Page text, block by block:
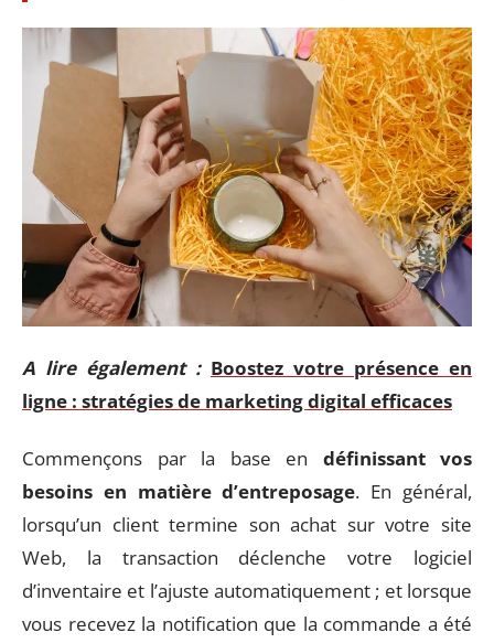
A lire également : Boostez votre présence en
ligne : stratégies de marketing digital efficaces
Commençons par la base en définissant vos
besoins en matière d’entreposage. En général,
lorsqu’un client termine son achat sur votre site
Web, la transaction déclenche votre logiciel
d’inventaire et l’ajuste automatiquement ; et lorsque
vous recevez la notification que la commande a été